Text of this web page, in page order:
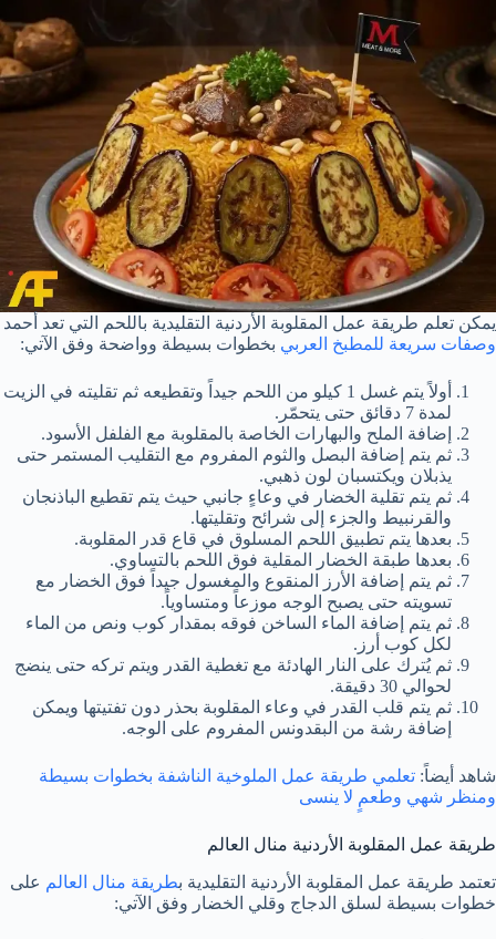
يمكن تعلم طريقة عمل المقلوبة الأردنية التقليدية باللحم التي تعد أحمد
وصفات سريعة للمطبخ العربي بخطوات بسيطة وواضحة وفق الآتي:
أولاً يتم غسل 1 كيلو من اللحم جيداً وتقطيعه ثم تقليته في الزيت
لمدة 7 دقائق حتى يتحمّر.
إضافة الملح والبهارات الخاصة بالمقلوبة مع الفلفل الأسود.
ثم يتم إضافة البصل والثوم المفروم مع التقليب المستمر حتى
يذبلان ويكتسبان لون ذهبي.
ثم يتم تقلية الخضار في وعاءٍ جانبي حيث يتم تقطيع الباذنجان
والقرنبيط والجزء إلى شرائح وتقليتها.
بعدها يتم تطبيق اللحم المسلوق في قاع قدر المقلوبة.
بعدها طبقة الخضار المقلية فوق اللحم بالتساوي.
ثم يتم إضافة الأرز المنقوع والمغسول جيداً فوق الخضار مع
تسويته حتى يصبح الوجه موزعاً ومتساوياً.
ثم يتم إضافة الماء الساخن فوقه بمقدار كوب ونص من الماء
لكل كوب أرز.
ثم يُترك على النار الهادئة مع تغطية القدر ويتم تركه حتى ينضج
لحوالي 30 دقيقة.
ثم يتم قلب القدر في وعاء المقلوبة بحذر دون تفتيتها ويمكن
إضافة رشة من البقدونس المفروم على الوجه.
شاهد أيضاً: تعلمي طريقة عمل الملوخية الناشفة بخطوات بسيطة
ومنظر شهي وطعمٍ لا ينسى
طريقة عمل المقلوبة الأردنية منال العالم
تعتمد طريقة عمل المقلوبة الأردنية التقليدية بطريقة منال العالم على
خطوات بسيطة لسلق الدجاج وقلي الخضار وفق الآتي: